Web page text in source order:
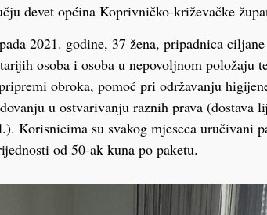
devet općina Koprivničko-križevačke
2021. godine, 37 žena, pripadnica
osoba i osoba u nepovoljnom položaju
obroka, pomoć pri održavanju
u ostvarivanju raznih prava (dostava
Korisnicima su svakog mjeseca uručivani
od 50-ak kuna po paketu.